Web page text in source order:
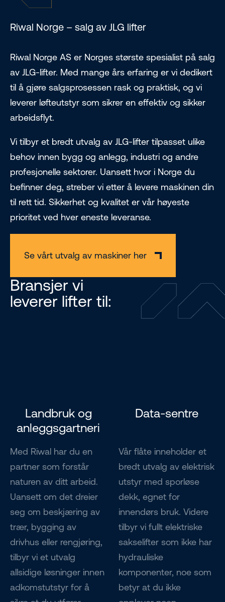
Riwal Norge – salg av JLG lifter
Riwal Norge AS er Norges største spesialist på salg
av JLG-lifter. Med mange års erfaring er vi dedikert
til å gjøre salgsprosessen rask og praktisk, og vi
leverer løfteutstyr som sikrer en effektiv og sikker
arbeidsflyt.
Vi tilbyr et bredt utvalg av JLG-lifter tilpasset ulike
behov innen bygg og anlegg, industri og andre
profesjonelle sektorer. Uansett hvor i Norge du
befinner deg, streber vi etter å levere maskinen din
til rett tid. Sikkerhet og kvalitet er vår høyeste
prioritet ved hver eneste leveranse.
Se vårt utvalg av maskiner her
Bransjer vi
leverer lifter til:
Landbruk og
anleggsgartneri
Med Riwal har du en
partner som forstår
naturen av ditt arbeid.
Uansett om det dreier
seg om beskjæring av
trær, bygging av
drivhus eller rengjøring,
tilbyr vi et utvalg
allsidige løsninger innen
adkomstutstyr for å
Data-sentre
Vår flåte inneholder et
bredt utvalg av elektrisk
utstyr med sporløse
dekk, egnet for
innendørs bruk. Videre
tilbyr vi fullt elektriske
sakselifter som ikke har
hydrauliske
komponenter, noe som
betyr at du ikke